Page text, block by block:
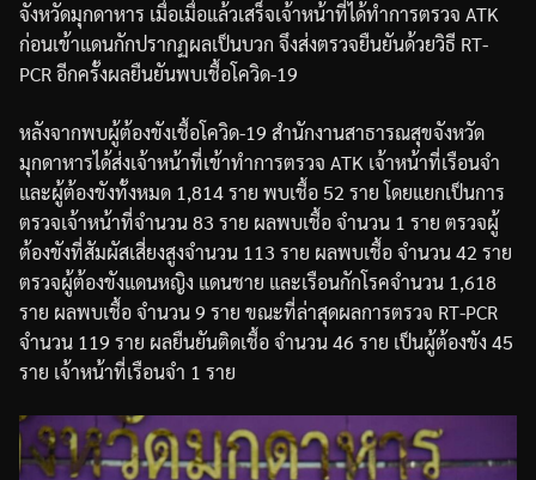
จังหวัดมุกดาหาร เมื่อเมื่อแล้วเสร็จเจ้าหน้าที่ได้ทำการตรวจ ATK
ก่อนเข้าแดนกักปรากฏผลเป็นบวก จึงส่งตรวจยืนยันด้วยวิธี RT-
PCRอีกครั้งผลยืนยันพบเชื้อโควิด-19
หลังจากพบผู้ต้องขังเชื้อโควิด-19 สำนักงานสาธารณสุขจังหวัด
มุกดาหารได้ส่งเจ้าหน้าที่เข้าทำการตรวจ ATK เจ้าหน้าที่เรือนจำ
และผู้ต้องขังทั้งหมด 1,814ราย พบเชื้อ 52 ราย โดยแยกเป็นการ
ตรวจเจ้าหน้าที่จำนวน83 ราย ผลพบเชื้อจำนวน 1 ราย ตรวจผู้
ต้องขังที่สัมผัสเสี่ยงสูงจำนวน 113 ราย ผลพบเชื้อจำนวน42 ราย
ตรวจผู้ต้องขังแดนหญิง แดนชาย และเรือนกักโรคจำนวน 1,618
ราย ผลพบเชื้อจำนวน9 ราย ขณะที่ล่าสุดผลการตรวจ RT-PCR
จำนวน 119 ราย ผลยืนยันติดเชื้อจำนวน46 ราย เป็นผู้ต้องขัง 45
ราย เจ้าหน้าที่เรือนจำ 1 ราย